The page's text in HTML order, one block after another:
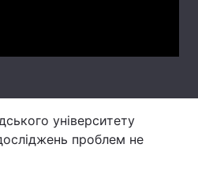
університету
проблем не